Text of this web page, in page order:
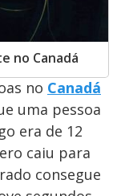
no Canadá
no Canadá
uma pessoa
era de 12
caiu para
consegue